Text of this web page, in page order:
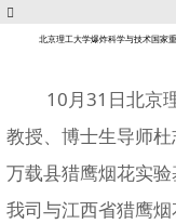
北京理工大学爆炸科学与技术国家
10月31 日北京
教授、博士生导师
万载县猎鹰烟花实
我司与江西省猎鹰